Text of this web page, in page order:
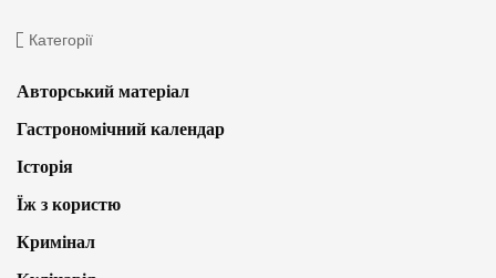
Категорії
Авторський матеріал
Гастрономічний календар
Історія
Їж з користю
Кримінал